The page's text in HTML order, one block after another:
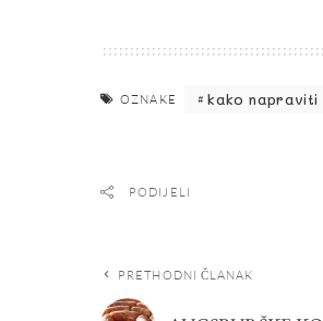
OZNAKE kako napraviti
PODIJELI
PRETHODNI ČLANAK